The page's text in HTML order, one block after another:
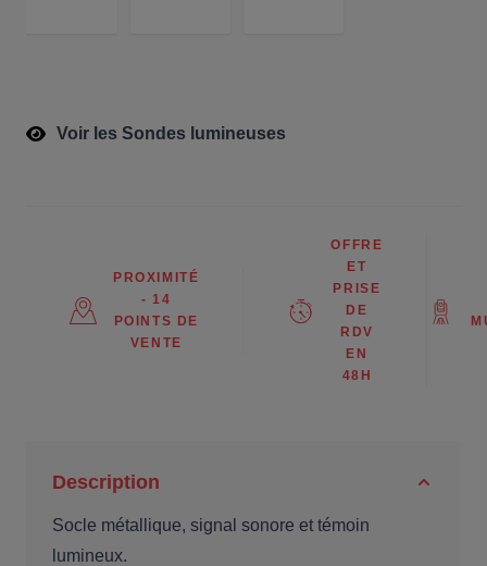
Voir les Sondes lumineuses
PROXIMITÉ
- 14
POINTS DE
VENTE
OFFRE
ET
PRISE
DE
RDV
EN
48H
Description
Socle métallique, signal sonore et témoin
lumineux.